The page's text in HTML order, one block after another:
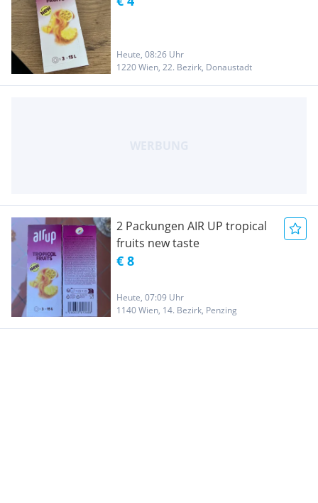
Heute, 08:26 Uhr
1220 Wien, 22. Bezirk, Donaustadt
2 Packungen AIR UP tropical
fruits new taste
€ 8
Heute, 07:09 Uhr
1140 Wien, 14. Bezirk, Penzing